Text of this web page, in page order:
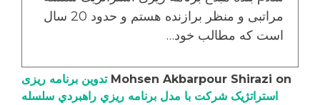
مراتبی و منظر برازنده هستم و حدود 20 سال
است که مطالب خود…
Mohsen Akbarpour Shirazi on
تدوین برنامه ریزی
استراتژیک شرکت با مدل برنامه ریزي راهبردي سلسله